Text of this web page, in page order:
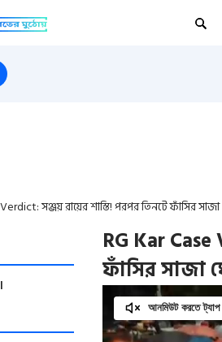
সঞ্জয় রায়ের শাস্তি! পরপর তিনটে ফাঁসির
RG Kar Case
ফাঁসির সাজা
আনমিউট করতে